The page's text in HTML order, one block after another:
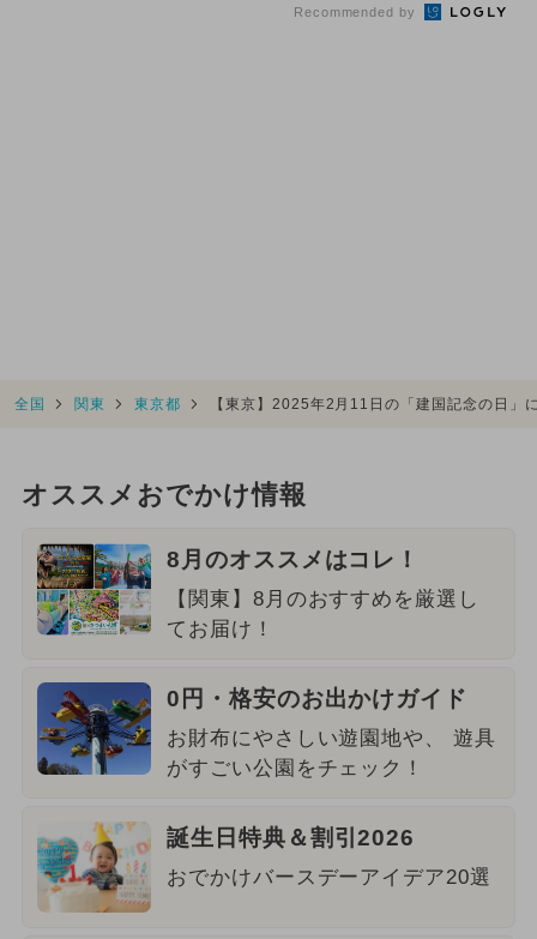
Recommended by
全国 関東 東京都 【東京】2025年2月11日の「建国記念の日」
オススメおでかけ情報
8月のオススメはコレ！
【関東】8月のおすすめを厳選し
てお届け！
0円・格安のお出かけガイド
お財布にやさしい遊園地や、 遊具
がすごい公園をチェック！
誕生日特典＆割引2026
おでかけバースデーアイデア20選